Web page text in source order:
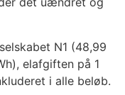
N1 (48,99
elafgiften på 1
i alle beløb.